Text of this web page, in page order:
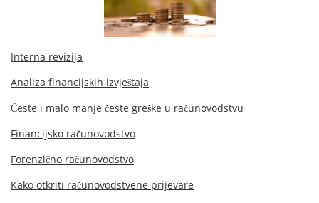
Interna revizija
Analiza financijskih izvještaja
Česte i malo manje česte greške u računovodstvu
Financijsko računovodstvo
Forenzično računovodstvo
Kako otkriti računovodstvene prijevare